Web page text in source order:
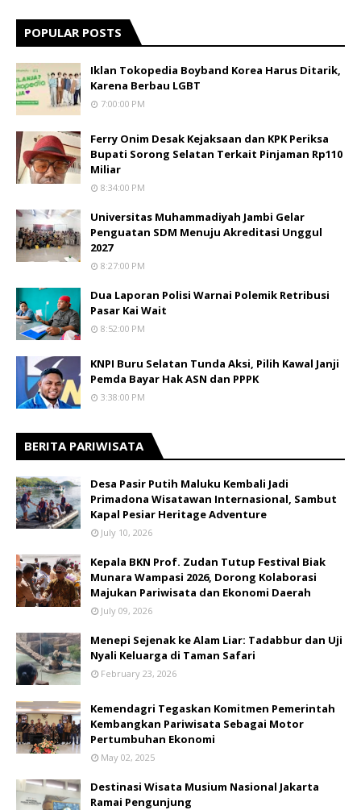
POPULAR POSTS
Iklan Tokopedia Boyband Korea Harus Ditarik,
Karena Berbau LGBT
7:00:00 PM
Ferry Onim Desak Kejaksaan dan KPK Periksa
Bupati Sorong Selatan Terkait Pinjaman Rp110
Miliar
8:34:00 PM
Universitas Muhammadiyah Jambi Gelar
Penguatan SDM Menuju Akreditasi Unggul
2027
8:27:00 PM
Dua Laporan Polisi Warnai Polemik Retribusi
Pasar Kai Wait
8:52:00 PM
KNPI Buru Selatan Tunda Aksi, Pilih Kawal Janji
Pemda Bayar Hak ASN dan PPPK
3:38:00 PM
BERITA PARIWISATA
​Desa Pasir Putih Maluku Kembali Jadi
Primadona Wisatawan Internasional, Sambut
Kapal Pesiar Heritage Adventure
July 10, 2026
Kepala BKN Prof. Zudan Tutup Festival Biak
Munara Wampasi 2026, Dorong Kolaborasi
Majukan Pariwisata dan Ekonomi Daerah
July 09, 2026
Menepi Sejenak ke Alam Liar: Tadabbur dan Uji
Nyali Keluarga di Taman Safari
February 23, 2026
Kemendagri Tegaskan Komitmen Pemerintah
Kembangkan Pariwisata Sebagai Motor
Pertumbuhan Ekonomi
May 02, 2025
Destinasi Wisata Musium Nasional Jakarta
Ramai Pengunjung